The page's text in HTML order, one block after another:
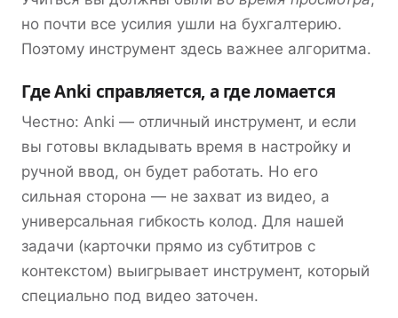
но почти все усилия ушли на бухгалтерию.
Поэтому инструмент здесь важнее алгоритма.
Где Anki справляется, а где ломается
Честно: Anki — отличный инструмент, и если
вы готовы вкладывать время в настройку и
ручной ввод, он будет работать. Но его
сильная сторона — не захват из видео, а
универсальная гибкость колод. Для нашей
задачи (карточки прямо из субтитров с
контекстом) выигрывает инструмент, который
специально под видео заточен.